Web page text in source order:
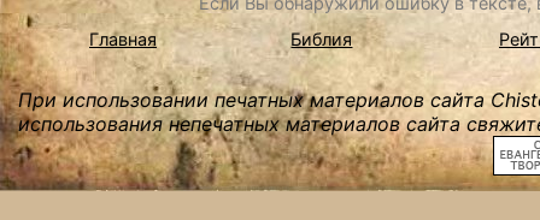
Главная
Библия
При использовании печатных материалов сайта
использования непечатных материалов сайта